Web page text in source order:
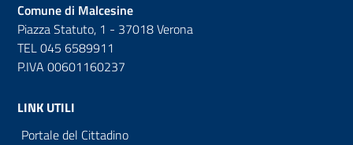
Comune di Malcesine
Piazza Statuto, 1 - 37018 Verona
TEL 045 6589911
P.IVA 00601160237
LINK UTILI
Portale del Cittadino